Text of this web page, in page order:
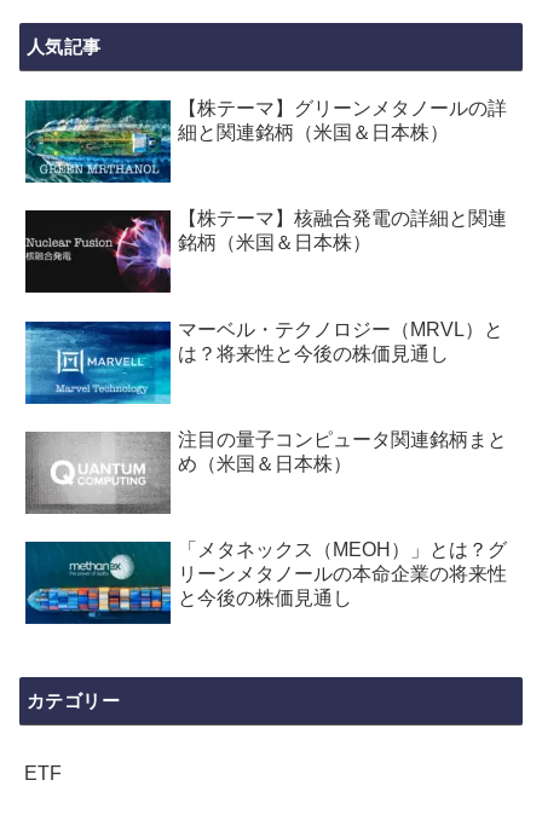
人気記事
【株テーマ】グリーンメタノールの詳
細と関連銘柄（米国＆日本株）
【株テーマ】核融合発電の詳細と関連
銘柄（米国＆日本株）
マーベル・テクノロジー（MRVL）と
は？将来性と今後の株価見通し
注目の量子コンピュータ関連銘柄まと
め（米国＆日本株）
「メタネックス（MEOH）」とは？グ
リーンメタノールの本命企業の将来性
と今後の株価見通し
カテゴリー
ETF